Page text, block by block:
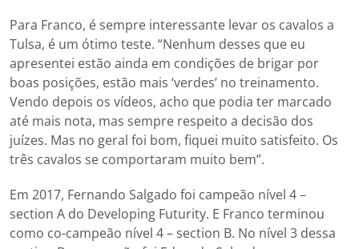
Para Franco, é sempre interessante levar os cavalos a
Tulsa, é um ótimo teste. “Nenhum desses que eu
apresentei estão ainda em condições de brigar por
boas posições, estão mais ‘verdes’ no treinamento.
Vendo depois os vídeos, acho que podia ter marcado
até mais nota, mas sempre respeito a decisão dos
juízes. Mas no geral foi bom, fiquei muito satisfeito. Os
três cavalos se comportaram muito bem”.
Em 2017, Fernando Salgado foi campeão nível 4 –
section A do Developing Futurity. E Franco terminou
como co-campeão nível 4 – section B. No nível 3 dessa